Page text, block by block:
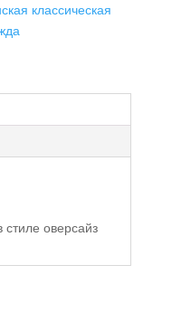
классическая
оверсайз